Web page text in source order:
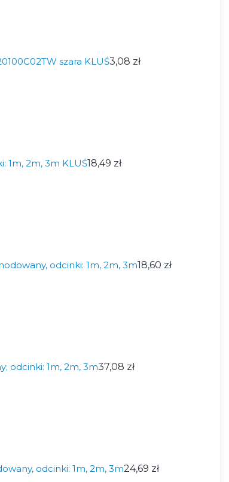
szara KLUŚ3,08 zł
1m, 2m, 3m KLUŚ18,49 zł
odcinki: 1m, 2m, 3m18,60 zł
odcinki: 1m, 2m, 3m37,08 zł
odcinki: 1m, 2m, 3m24,69 zł